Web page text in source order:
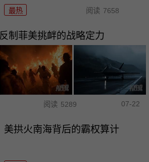
最热 阅读 7658
制菲美挑衅的战略定力
阅读 5289 07-22
美拱火南海背后的霸权算计